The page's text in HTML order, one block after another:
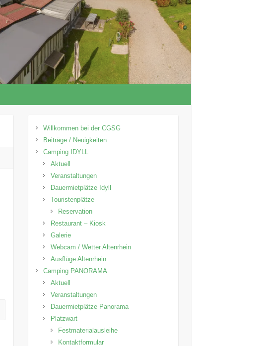
Willkommen bei der CGSG
Beiträge / Neuigkeiten
Camping IDYLL
Aktuell
Veranstaltungen
Dauermietplätze Idyll
Touristenplätze
Reservation
Restaurant – Kiosk
Galerie
Webcam / Wetter Altenrhein
Ausflüge Altenrhein
Camping PANORAMA
Aktuell
Veranstaltungen
Dauermietplätze Panorama
Platzwart
Festmaterialausleihe
Kontaktformular